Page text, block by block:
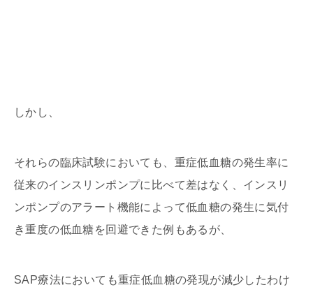
しかし、
それらの臨床試験においても、重症低血糖の発生率に
従来のインスリンポンプに比べて差はなく、インスリ
ンポンプのアラート機能によって低血糖の発生に気付
き重度の低血糖を回避できた例もあるが、
SAP療法においても重症低血糖の発現が減少したわけ